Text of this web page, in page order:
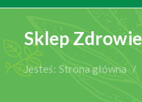
Sklep
Jesteś: Strona główna